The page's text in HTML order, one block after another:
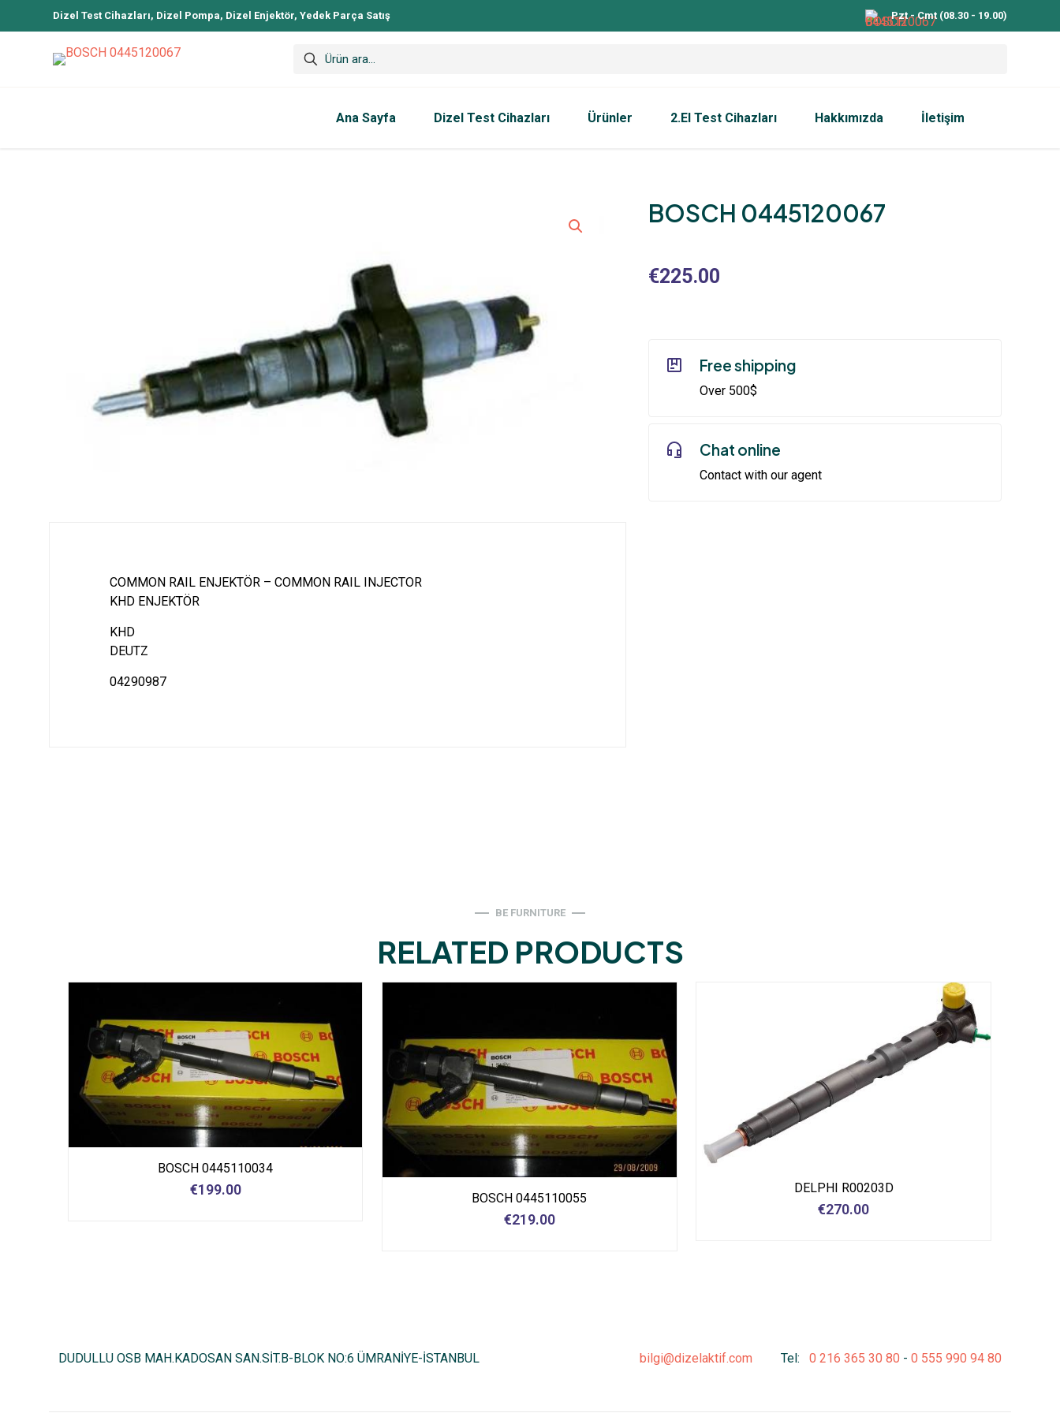
Dizel Test Cihazları, Dizel Pompa, Dizel Enjektör, Yedek Parça Satış Pzt - Cmt (08.30 - 19.00)
Ana Sayfa Dizel Test Cihazları Ürünler 2.El Test Cihazları Hakkımızda İletişim
BOSCH 0445120067
€225.00
Free shipping
Over 500$
Chat online
Contact with our agent
COMMON RAIL ENJEKTÖR – COMMON RAIL INJECTOR
KHD ENJEKTÖR
KHD
DEUTZ
04290987
BE FURNITURE
RELATED PRODUCTS
BOSCH 0445110034
€199.00
BOSCH 0445110055
€219.00
DELPHI R00203D
€270.00
DUDULLU OSB MAH.KADOSAN SAN.SİT.B-BLOK NO:6 ÜMRANİYE-İSTANBUL bilgi@dizelaktif.com Tel: 0 216 365 30 80 - 0 555 990 94 80